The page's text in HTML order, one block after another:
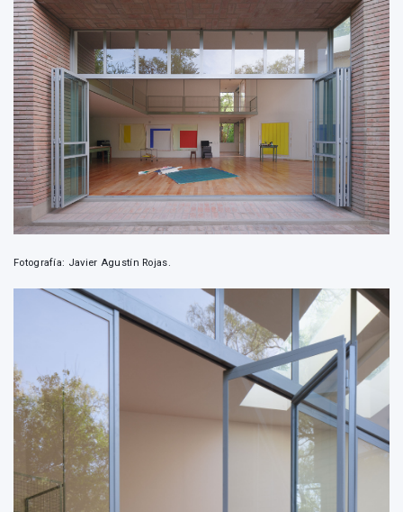
Fotografía: Javier Agustín Rojas.